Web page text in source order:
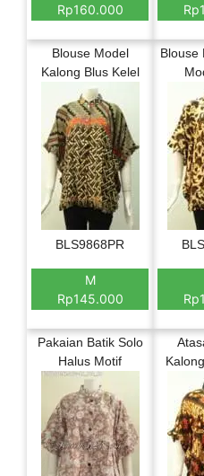
Rp160.000
Blouse Model
Kalong Blus Kelel
BLS9868PR
M
Rp145.000
Blouse
Pakaian Batik Solo
Halus Motif